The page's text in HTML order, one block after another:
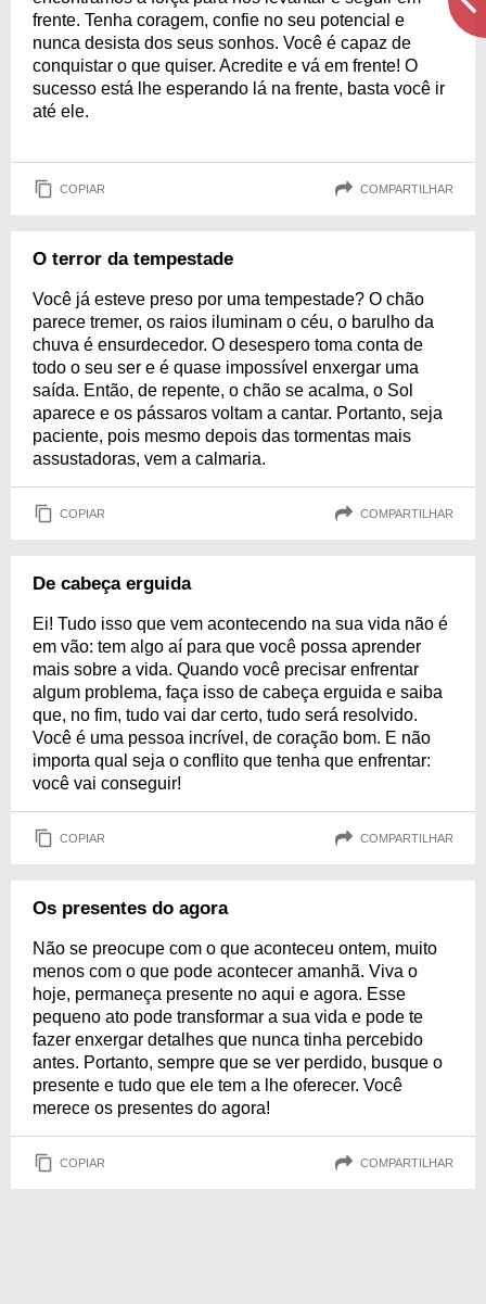
frente. Tenha coragem, confie no seu potencial e
nunca desista dos seus sonhos. Você é capaz de
conquistar o que quiser. Acredite e vá em frente! O
sucesso está lhe esperando lá na frente, basta você ir
até ele.
COPIAR COMPARTILHAR
O terror da tempestade
Você já esteve preso por uma tempestade? O chão
parece tremer, os raios iluminam o céu, o barulho da
chuva é ensurdecedor. O desespero toma conta de
todo o seu ser e é quase impossível enxergar uma
saída. Então, de repente, o chão se acalma, o Sol
aparece e os pássaros voltam a cantar. Portanto, seja
paciente, pois mesmo depois das tormentas mais
assustadoras, vem a calmaria.
COPIAR COMPARTILHAR
De cabeça erguida
Ei! Tudo isso que vem acontecendo na sua vida não é
em vão: tem algo aí para que você possa aprender
mais sobre a vida. Quando você precisar enfrentar
algum problema, faça isso de cabeça erguida e saiba
que, no fim, tudo vai dar certo, tudo será resolvido.
Você é uma pessoa incrível, de coração bom. E não
importa qual seja o conflito que tenha que enfrentar:
você vai conseguir!
COPIAR COMPARTILHAR
Os presentes do agora
Não se preocupe com o que aconteceu ontem, muito
menos com o que pode acontecer amanhã. Viva o
hoje, permaneça presente no aqui e agora. Esse
pequeno ato pode transformar a sua vida e pode te
fazer enxergar detalhes que nunca tinha percebido
antes. Portanto, sempre que se ver perdido, busque o
presente e tudo que ele tem a lhe oferecer. Você
merece os presentes do agora!
COPIAR COMPARTILHAR